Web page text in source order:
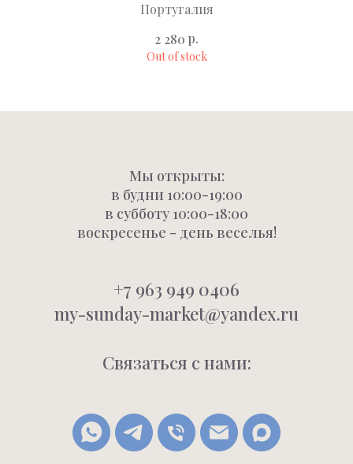
Португалия
2 280 р.
Out of stock
Мы открыты:
в будни 10:00-19:00
в субботу 10:00-18:00
воскресенье - день веселья!
+7 963 949 0406
my-sunday-market@yandex.ru
Связаться с нами: